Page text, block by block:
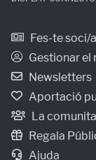
Fes-te soci/a
Gestionar el
Newsletters
Aportació
La
Regala
Ajuda